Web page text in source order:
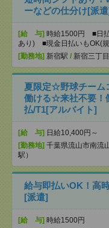
ーなどの仕分け[派
[給 与] 時給1500円 ■日
あり) ■現金日払いもOK(
[勤務地] 新宿駅 / 新宿三丁
夏限定☆野球チーム
働ける☆来社不要！
払/T1[アルバイト]
[給 与] 日給10,400円～
[勤務地] 千葉県流山市南流
駅）
給与即払いOK！高
[派遣]
[給 与] 時給1500円